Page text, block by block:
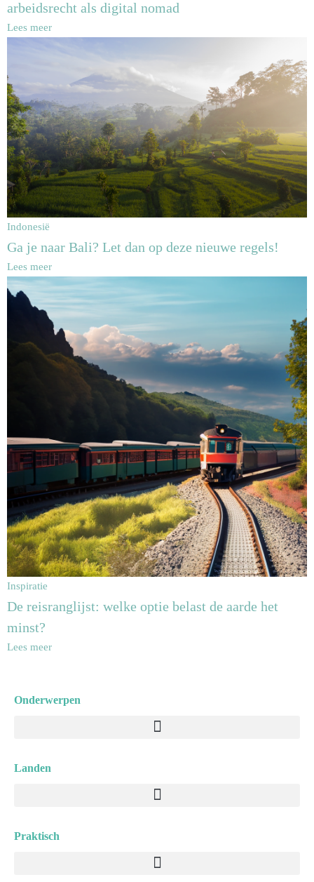
arbeidsrecht als digital nomad
Lees meer
Indonesië
Ga je naar Bali? Let dan op deze nieuwe regels!
Lees meer
Inspiratie
De reisranglijst: welke optie belast de aarde het
minst?
Lees meer
Onderwerpen
Menu
Landen
Menu
Praktisch
Menu